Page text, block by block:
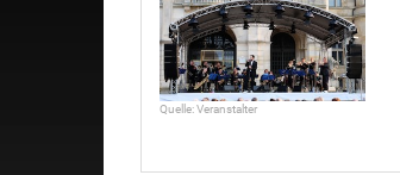
Quelle: Veranstalter